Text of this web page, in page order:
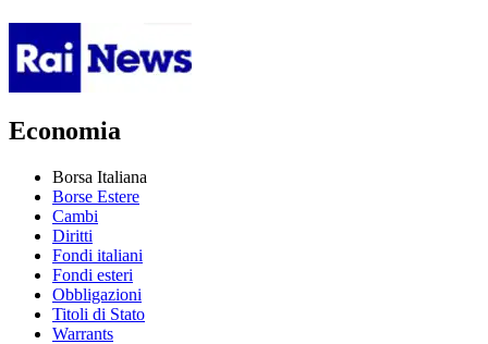
Economia
Borsa Italiana
Borse Estere
Cambi
Diritti
Fondi italiani
Fondi esteri
Obbligazioni
Titoli di Stato
Warrants